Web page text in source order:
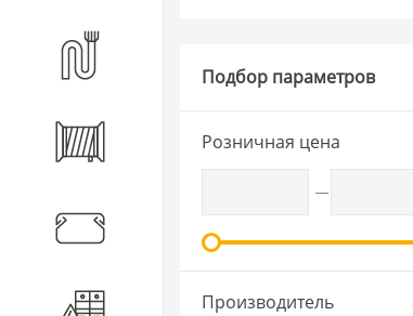
компоненты
Кабеленесущие системы
Электротехническое
Подбор параметров
Розничная цена
Производитель